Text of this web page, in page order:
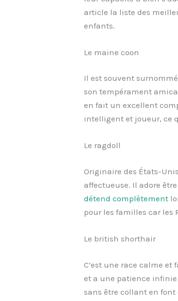
article la liste des
enfants.
Le maine coon
Il est souvent
son tempérament
en fait un excellent
intelligent et joueur, ce
Le ragdoll
Originaire des États-
affectueuse. Il adore
détend complètement
pour les familles car les
Le british shorthair
C’est une race calme
et a une patience infinie
sans être collant en